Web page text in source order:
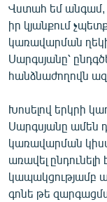
«Ազատության»
Վստահ եմ անգամ,
իր կյանքում
կառավարման
Սարգսյանը՝
հանձնաժողովն
Խոսելով երկրի
Սարգսյանը ամեն
կառավարման
առավել ընդունելի
կապակցությամբ
գոնե թե